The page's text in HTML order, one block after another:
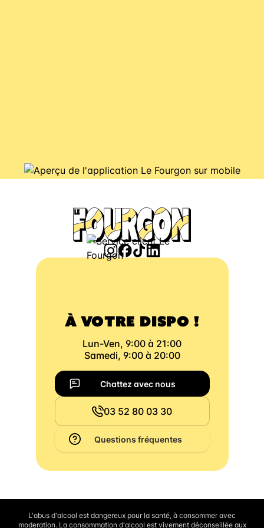
À VOTRE DISPO !
Lun-Ven, 9:00 à 21:00
Samedi, 9:00 à 20:00
Chattez avec nous
03 52 80 03 30
Questions fréquentes
L'abus d'alcool est dangereux pour la santé, à consommer avec
moderation. La consommation d'alcool est vivement déconseillée aux